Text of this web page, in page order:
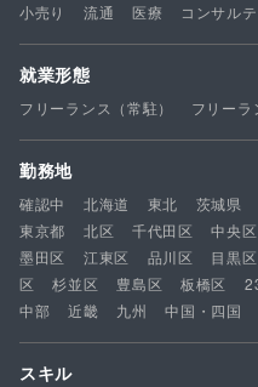
小売り
流通 医療 コンサル
就業形態
フリーランス（常駐） フリーラ
勤務地
確認中 北海道 東北 茨城県
東京都
北区 千代田区 中央区
墨田区
江東区 品川区 目黒区
区
杉並区 豊島区 板橋区
中部
近畿 九州 中国・四国
スキル